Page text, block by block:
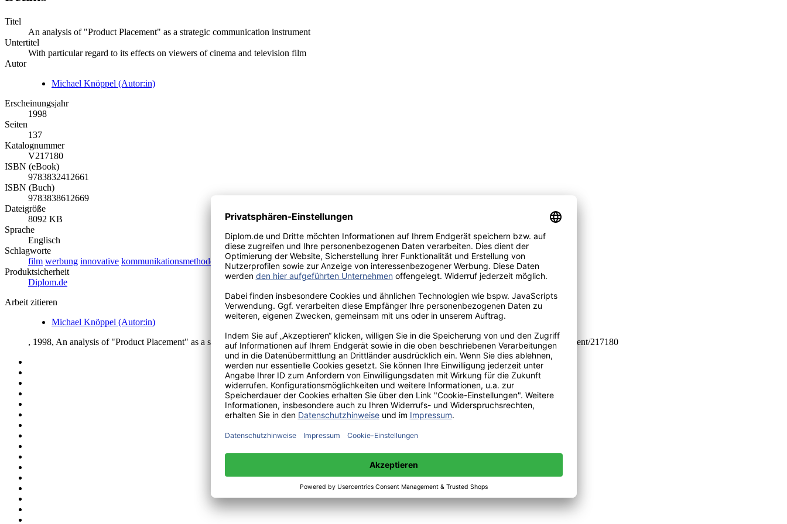
Titel
An analysis of "Product Placement" as a strategic communication instrument
Untertitel
With particular regard to its effects on viewers of cinema and television film
Autor
Michael Knöppel (Autor:in)
Erscheinungsjahr
1998
Seiten
137
Katalognummer
V217180
ISBN (eBook)
9783832412661
ISBN (Buch)
9783838612669
Dateigröße
8092 KB
Sprache
Englisch
Schlagworte
film werbung innovative kommunikationsmethoden product placement promotion
Produktsicherheit
Diplom.de
Arbeit zitieren
Michael Knöppel (Autor:in)
, 1998, An analysis of "Product Placement" as a strategic communication instrument, Hamburg, Bedey Media GmbH, https://www.diplom.de/document/217180